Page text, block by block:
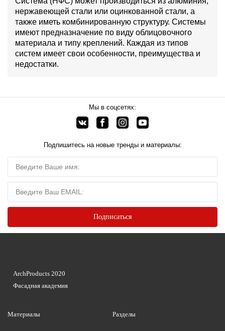
нержавеющей стали или оцинкованной стали, а
также иметь комбинированную структуру. Системы
имеют предназначение по виду облицовочного
материала и типу креплений. Каждая из типов
систем имеет свои особенности, преимущества и
недостатки.
Мы в соцсетях:
Подпишитесь на новые тренды и материалы:
Материалы Разделы
ArchProducts 2020
Фасадная академия